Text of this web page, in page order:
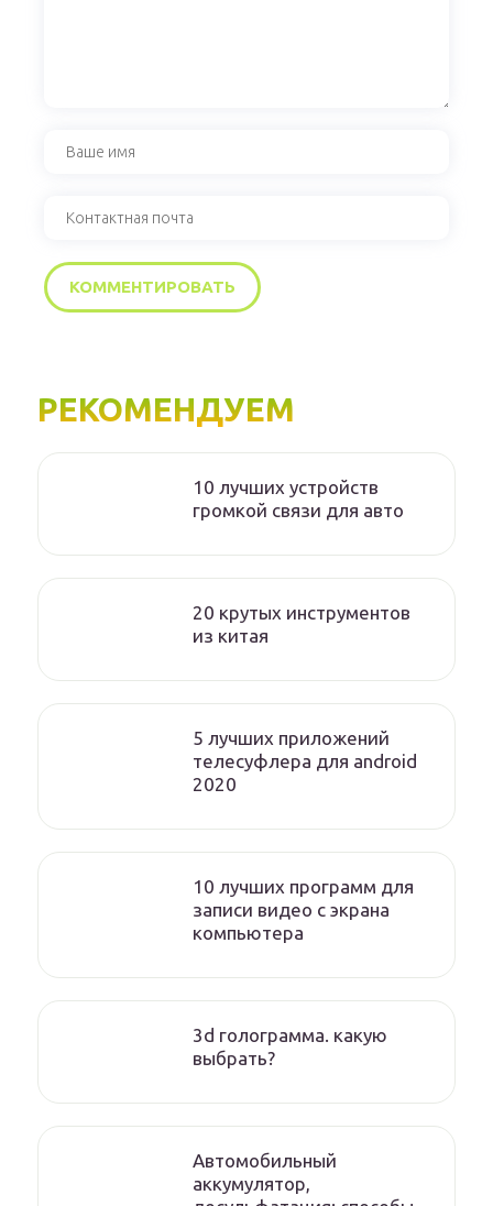
РЕКОМЕНДУЕМ
10 лучших устройств
громкой связи для авто
20 крутых инструментов
из китая
5 лучших приложений
телесуфлера для android
2020
10 лучших программ для
записи видео с экрана
компьютера
3d голограмма. какую
выбрать?
Автомобильный
аккумулятор,